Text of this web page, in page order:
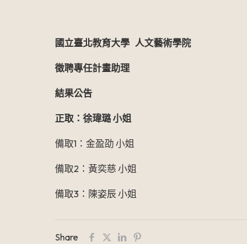
國立臺北教育大學 人文藝術學院
徵聘專任計畫助理
結果公告
正取：徐瑋璐 小姐
備取1：金盈劭 小姐
備取2：黃奕慈 小姐
備取3：陳姿辰 小姐
Share